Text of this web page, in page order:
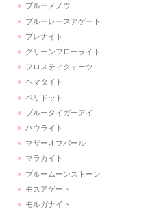
ブルーメノウ
ブルーレースアゲート
プレナイト
グリーンフローライト
フロスティクォーツ
ヘマタイト
ペリドット
ブルータイガーアイ
ハウライト
マザーオブパール
マラカイト
ブルームーンストーン
モスアゲート
モルガナイト